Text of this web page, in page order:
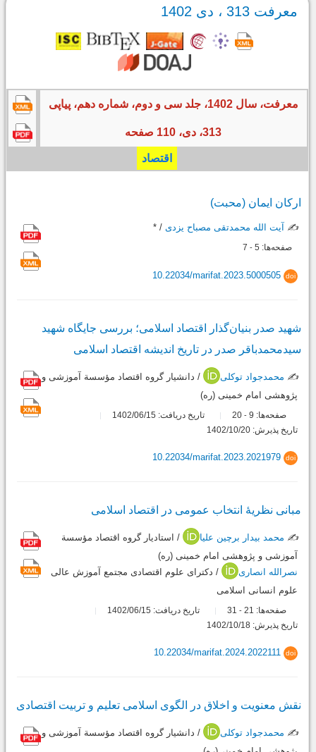
معرفت 313 ، دی 1402
معرفت، سال 1402، جلد سی و دوم، شماره دهم، پیاپی
313، دی، 110 صفحه
اقتصاد
ارکان ایمان (محبت)
✍️ آیت الله محمدتقی مصباح یزدی / *
صفحه‌ها: 5
-
doi
10.22034/marifat.2023.5000505
شهید صدر بنیان‌گذار اقتصاد اسلامی؛ بررسی جایگاه شهید
سیدمحمدباقر صدر در تاریخ اندیشه اقتصاد اسلامی
✍️ محمدجواد توکلی
/ دانشیار گروه اقتصاد مؤسسة آموزشی و
پژوهشی امام خمینی (ره)
صفحه‌ها: 9
-
تاریخ دریافت: 1402/06/15
تاریخ پذیرش: 1402/10/20
doi
10.22034/marifat.2023.2021979
مبانی نظریۀ انتخاب عمومی در اقتصاد اسلامی
✍️ محمد بیدار برچین علیا
/ استادیار گروه اقتصاد مؤسسة
آموزشی و پژوهشی امام خمینی (ره)
نصرالله انصاری
/ دکترای علوم اقتصادی مجتمع آموزش عالی
علوم انسانی اسلامی
صفحه‌ها: 21
-
تاریخ دریافت: 1402/06/15
تاریخ پذیرش: 1402/10/18
doi
10.22034/marifat.2024.2022111
نقش معنویت و اخلاق در الگوی اسلامی تعلیم و تربیت اقتصادی
✍️ محمدجواد توکلی
/ دانشیار گروه اقتصاد مؤسسة آموزشی و